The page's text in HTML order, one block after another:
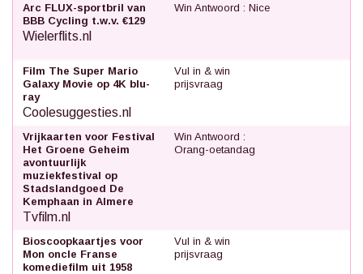
Arc FLUX-sportbril van
BBB Cycling t.w.v. €129
Wielerflits.nl
Win Antwoord : Nice
Film The Super Mario
Galaxy Movie op 4K blu-
ray
Coolesuggesties.nl
Vul in & win
prijsvraag
Vrijkaarten voor Festival
Het Groene Geheim
avontuurlijk
muziekfestival op
Stadslandgoed De
Kemphaan in Almere
Tvfilm.nl
Win Antwoord :
Orang-oetandag
Bioscoopkaartjes voor
Mon oncle Franse
komediefilm uit 1958
Vul in & win
prijsvraag